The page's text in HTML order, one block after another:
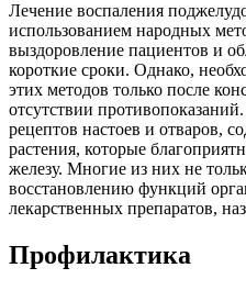
Лечение воспаления
использованием народных
выздоровление пациентов и
короткие сроки. Однако,
этих методов только после
отсутствии
рецептов настоев и отваров,
растения, которые
железу. Многие из них не
восстановлению функций
лекарственных препаратов,
Профилактика